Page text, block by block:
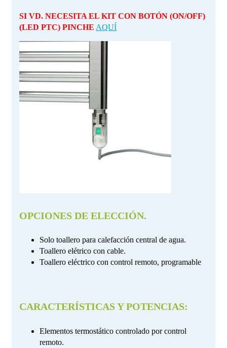
SI VD. NECESITA EL KIT CON BOTÓN (ON/OFF)
(LED PTC) PINCHE AQUÍ
OPCIONES DE ELECCIÓN.
Solo toallero para calefacción central de agua.
Toallero elétrico con cable.
Toallero eléctrico con control remoto, programable
CARACTERÍSTICAS Y POTENCIAS:
Elementos termostático controlado por control
remoto.